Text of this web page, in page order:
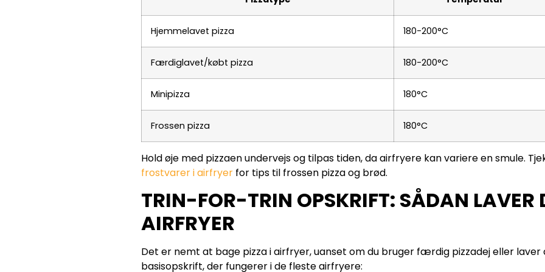
Hjemmelavet pizza 180-200°C
Færdiglavet/købt pizza 180-200°C
Minipizza 180°C
Frossen pizza 180°C
Hold øje med pizzaen undervejs og tilpas tiden, da airfryere kan variere en smule.
frostvarer i airfryer for tips til frossen pizza og brød.
TRIN-FOR-TRIN OPSKRIFT: SÅDAN LAVER
AIRFRYER
Det er nemt at bage pizza i airfryer, uanset om du bruger færdig pizzadej eller laver
basisopskrift, der fungerer i de fleste airfryere: